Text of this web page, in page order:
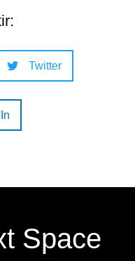
Twitter
Space